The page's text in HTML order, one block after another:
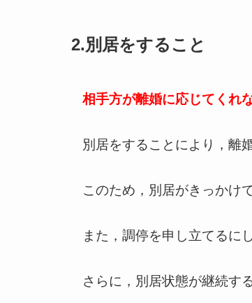
2.別居をすること
相手方が離婚に応じてくれ
別居をすることにより，離
このため，別居がきっかけ
また，調停を申し立てるに
さらに，別居状態が継続す